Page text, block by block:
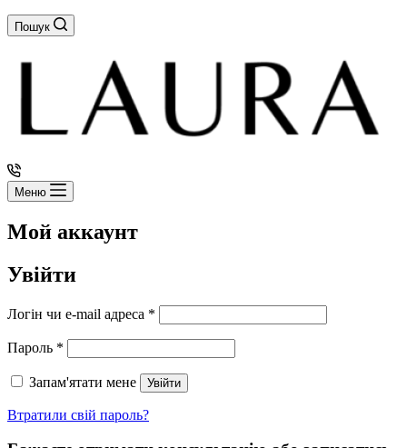
Пошук
Меню
Мой аккаунт
Увійти
Логін чи e-mail адреса *
Пароль *
Запам'ятати мене Увійти
Втратили свій пароль?